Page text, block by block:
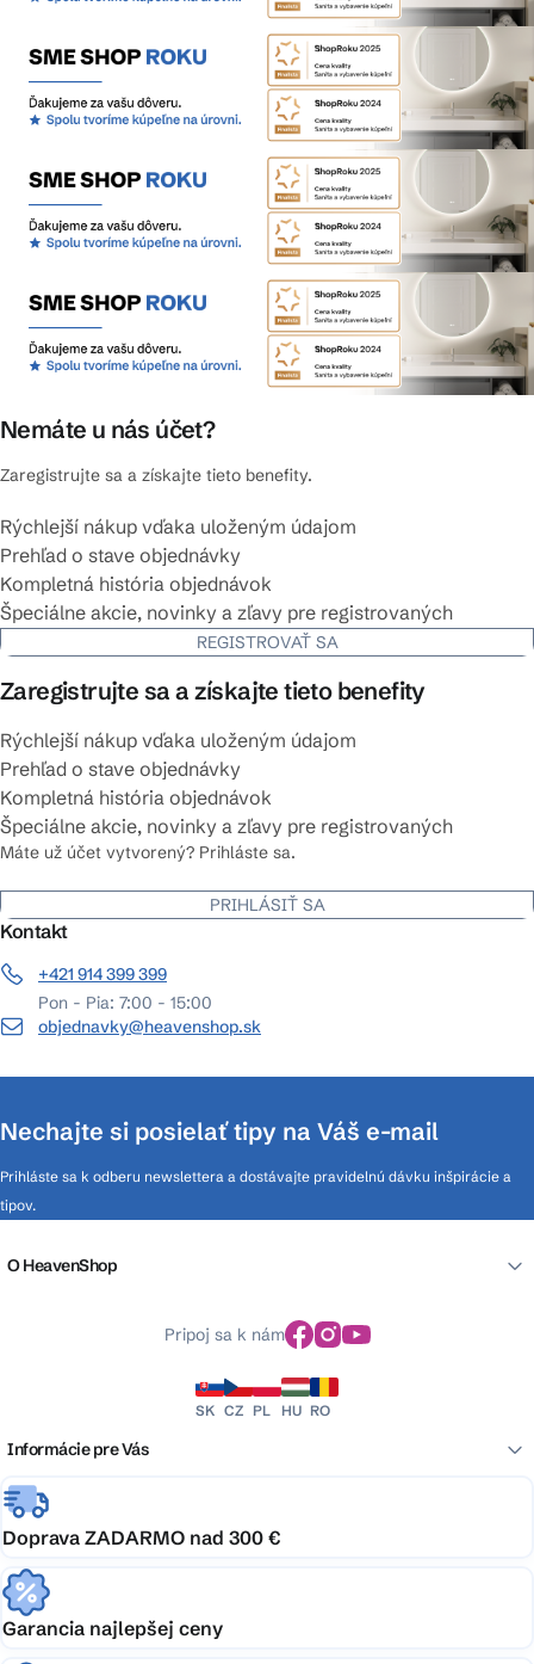
Nemáte u nás účet?
Zaregistrujte sa a získajte tieto benefity.
Rýchlejší nákup vďaka uloženým údajom
Prehľad o stave objednávky
Kompletná história objednávok
Špeciálne akcie, novinky a zľavy pre registrovaných
REGISTROVAŤ SA
Zaregistrujte sa a získajte tieto benefity
Rýchlejší nákup vďaka uloženým údajom
Prehľad o stave objednávky
Kompletná história objednávok
Špeciálne akcie, novinky a zľavy pre registrovaných
Máte už účet vytvorený? Prihláste sa.
PRIHLÁSIŤ SA
Kontakt
+421 914 399 399
Pon - Pia: 7:00 - 15:00
objednavky@heavenshop.sk
Nechajte si posielať tipy na Váš e-mail
Prihláste sa k odberu newslettera a dostávajte pravidelnú dávku inšpirácie a
tipov.
O HeavenShop
Pripoj sa k nám
SK CZ PL HU RO
Informácie pre Vás
Doprava ZADARMO nad 300 €
Garancia najlepšej ceny